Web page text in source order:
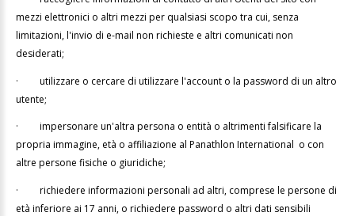
mezzi elettronici o altri mezzi per qualsiasi scopo tra cui, senza
limitazioni, l'invio di e-mail non richieste e altri comunicati non
desiderati;
· utilizzare o cercare di utilizzare l'account o la password di un altro
utente;
· impersonare un'altra persona o entità o altrimenti falsificare la
propria immagine, età o affiliazione al Panathlon International o con
altre persone fisiche o giuridiche;
· richiedere informazioni personali ad altri, comprese le persone di
età inferiore ai 17 anni, o richiedere password o altri dati sensibili